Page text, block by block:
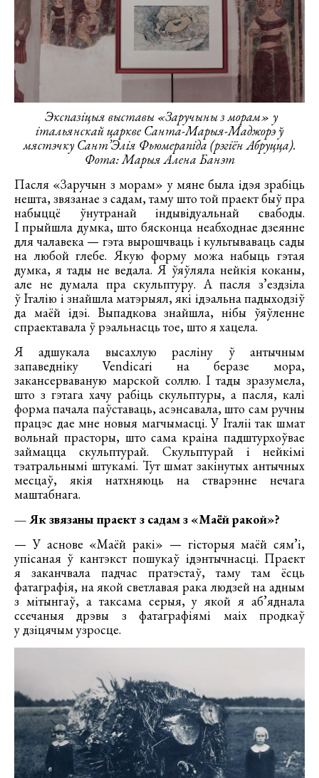
Экспазіцыя выставы «Заручыны з морам» у
італьянскай царкве Санта-Марыя-Маджорэ ў
мястэчку Сант’Элія Фьюмерапіда (рэгіён Абруцца).
Фота: Марыя Алена Банэт
Пасля «Заручын з морам» у мяне была ідэя зрабіць
нешта, звязанае з садам, таму што той праект быў пра
набыццё ўнутранай індывідуальнай свабоды.
І прыйшла думка, што бясконца неабходнае дзеянне
для чалавека — гэта вырошчваць і культываваць сады
на любой глебе. Якую форму можа набыць гэтая
думка, я тады не ведала. Я ўяўляла нейкія коканы,
але не думала пра скульптуру. А пасля з’ездзіла
ў Італію і знайшла матэрыял, які ідэальна падыходзіў
да маёй ідэі. Выпадкова знайшла, нібы ўяўленне
спраектавала ў рэальнасць тое, што я хацела.
Я адшукала высахлую расліну ў антычным
запаведніку Vendicari на беразе мора,
закансерваваную марской соллю. І тады зразумела,
што з гэтага хачу рабіць скульптуры, а пасля, калі
форма пачала паўставаць, асэнсавала, што сам ручны
працэс дае мне новыя магчымасці. У Італіі так шмат
вольнай прасторы, што сама краіна падштурхоўвае
займацца скульптурай. Скульптурай і нейкімі
тэатральнымі штукамі. Тут шмат закінутых антычных
месцаў, якія натхняюць на стварэнне нечага
маштабнага.
— Як звязаны праект з садам з «Маёй ракой»?
— У аснове «Маёй ракі» — гісторыя маёй сям’і,
упісаная ў кантэкст пошукаў ідэнтычнасці. Праект
я заканчвала падчас пратэстаў, таму там ёсць
фатаграфія, на якой светлавая рака людзей на адным
з мітынгаў, а таксама серыя, у якой я аб’яднала
ссечаныя дрэвы з фатаграфіямі маіх продкаў
у дзіцячым узросце.